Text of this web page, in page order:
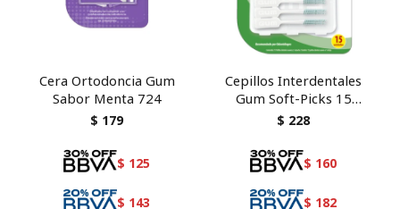
Cera Ortodoncia Gum
Sabor Menta 724
$ 179
$ 125
$ 143
Cepillos Interdentales
Gum Soft-Picks 15
unidades
$ 228
$ 160
$ 182